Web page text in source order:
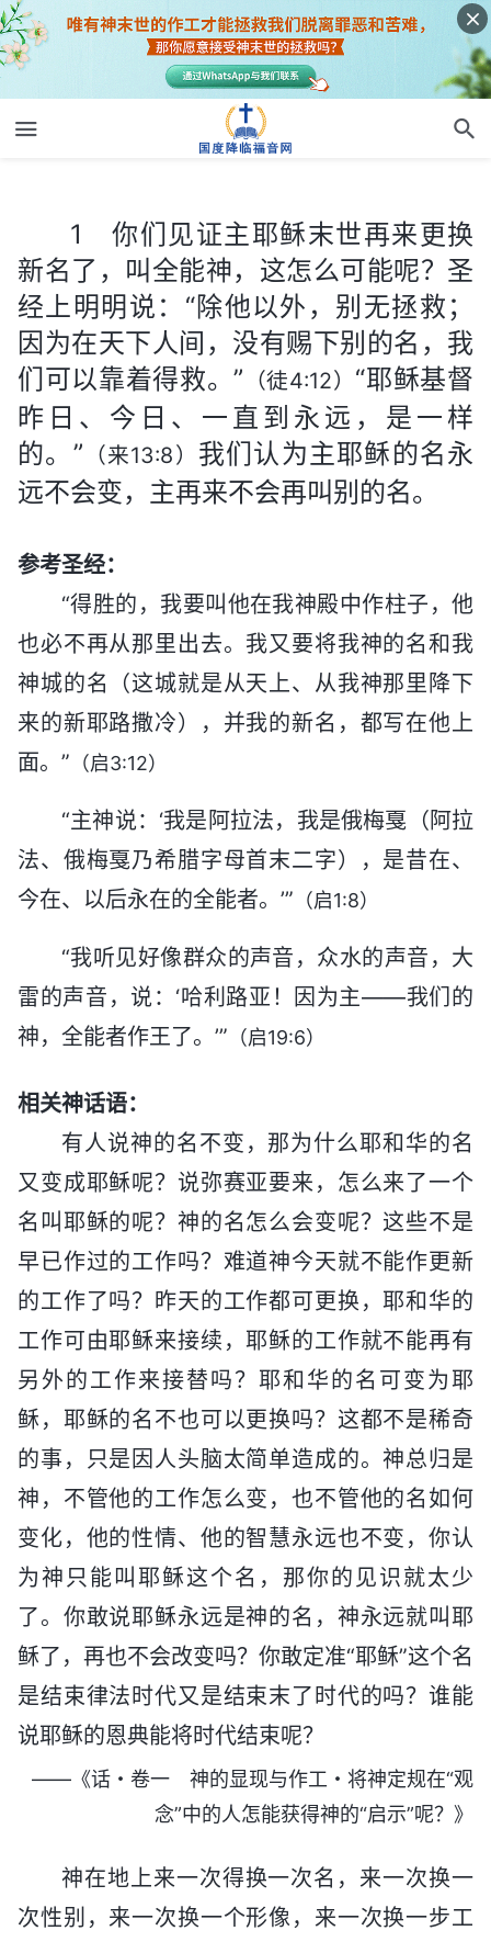
1 你们见证主耶稣末世再来更换
新名了，叫全能神，这怎么可能呢？圣
经上明明说：“除他以外，别无拯救；
因为在天下人间，没有赐下别的名，我
们可以靠着得救。” （徒4:12） “耶稣基督
昨日、今日、一直到永远，是一样
的。” （来13:8） 我们认为主耶稣的名永
远不会变，主再来不会再叫别的名。
参考圣经：
“得胜的，我要叫他在我神殿中作柱子，他
也必不再从那里出去。我又要将我神的名和我
神城的名（这城就是从天上、从我神那里降下
来的新耶路撒冷），并我的新名，都写在他上
面。” （启3:12）
“主神说：‘我是阿拉法，我是俄梅戛（阿拉
法、俄梅戛乃希腊字母首末二字），是昔在、
今在、以后永在的全能者。’” （启1:8）
“我听见好像群众的声音，众水的声音，大
雷的声音，说：‘哈利路亚！因为主——我们的
神，全能者作王了。’” （启19:6）
相关神话语：
有人说神的名不变，那为什么耶和华的名
又变成耶稣呢？说弥赛亚要来，怎么来了一个
名叫耶稣的呢？神的名怎么会变呢？这些不是
早已作过的工作吗？难道神今天就不能作更新
的工作了吗？昨天的工作都可更换，耶和华的
工作可由耶稣来接续，耶稣的工作就不能再有
另外的工作来接替吗？耶和华的名可变为耶
稣，耶稣的名不也可以更换吗？这都不是稀奇
的事，只是因人头脑太简单造成的。神总归是
神，不管他的工作怎么变，也不管他的名如何
变化，他的性情、他的智慧永远也不变，你认
为神只能叫耶稣这个名，那你的见识就太少
了。你敢说耶稣永远是神的名，神永远就叫耶
稣了，再也不会改变吗？你敢定准“耶稣”这个名
是结束律法时代又是结束末了时代的吗？谁能
说耶稣的恩典能将时代结束呢？
——《话・卷一 神的显现与作工・将神定规在“观
念”中的人怎能获得神的“启示”呢？》
神在地上来一次得换一次名，来一次换一
次性别，来一次换一个形像，来一次换一步工